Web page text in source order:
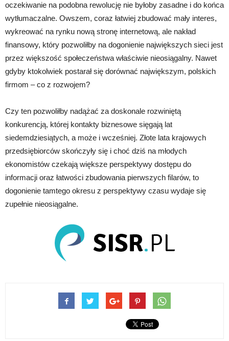
oczekiwanie na podobna rewolucję nie byłoby zasadne i do końca
wytłumaczalne. Owszem, coraz łatwiej zbudować mały interes,
wykreować na rynku nową stronę internetową, ale nakład
finansowy, który pozwoliłby na dogonienie największych sieci jest
przez większość społeczeństwa właściwie nieosiągalny. Nawet
gdyby ktokolwiek postarał się dorównać największym, polskich
firmom – co z rozwojem?
Czy ten pozwoliłby nadążać za doskonale rozwiniętą
konkurencją, której kontakty biznesowe sięgają lat
siedemdziesiątych, a może i wcześniej. Złote lata krajowych
przedsiębiorców skończyły się i choć dziś na młodych
ekonomistów czekają większe perspektywy dostępu do
informacji oraz łatwości zbudowania pierwszych filarów, to
dogonienie tamtego okresu z perspektywy czasu wydaje się
zupełnie nieosiągalne.